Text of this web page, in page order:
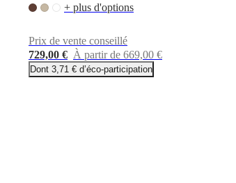
+ plus d'options
Prix de vente conseillé
729,00 € À partir de 669,00 €
Dont 3,71 € d’éco-participation